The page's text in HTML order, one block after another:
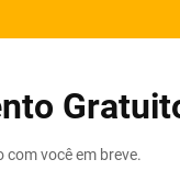
você em breve.